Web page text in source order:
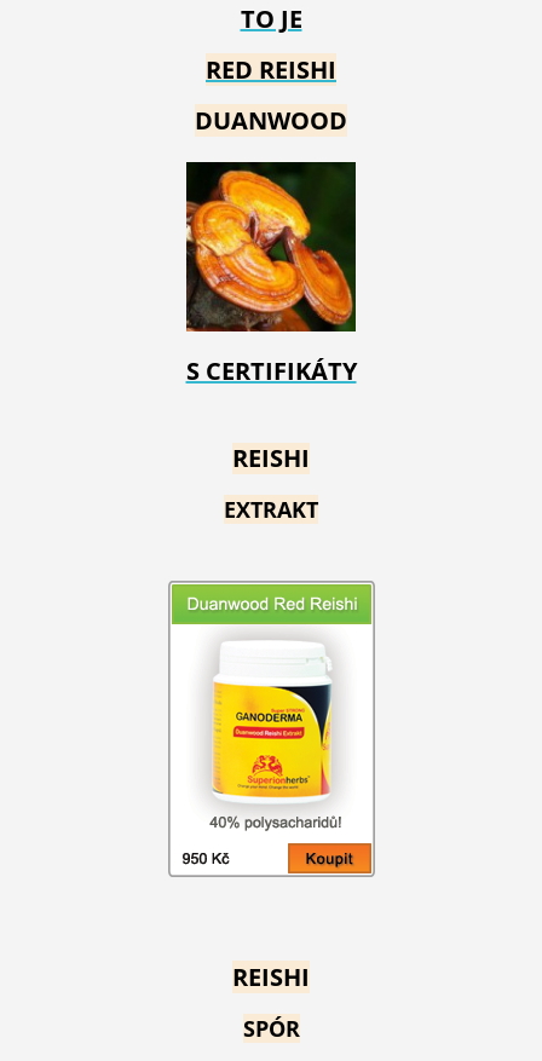
TO JE
RED REISHI
DUANWOOD
S CERTIFIKÁTY
REISHI
EXTRAKT
REISHI
SPÓR